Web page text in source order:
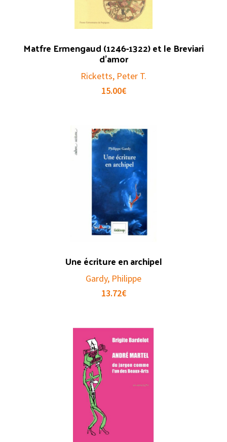
Matfre Ermengaud (1246-1322) et le Breviari
d’amor
Ricketts, Peter T.
15.00€
Une écriture en archipel
Gardy, Philippe
13.72€